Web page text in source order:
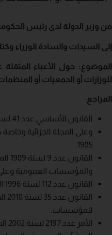
من وزير الدولة لدى رئيس
إلى السيدات والسادة الوزراء
الموضوع : حول الأعباء المثقلة
للوزارات أو الجمعيات أو
المراجع:
القانون الأساسي عدد 41
وعلى المجلة الجزائية وخاصة
1985.
القانون عدد 9 لسنة 1989 المؤرخ في غرة فيفري
والمؤسسات العمومية
القانون عدد 112 لسنة 1996 المؤرخ في
القانون عدد 35 لسنة 2018 المؤرخ في
للمؤسسات.
الأمر عدد2197 لسنة 2002